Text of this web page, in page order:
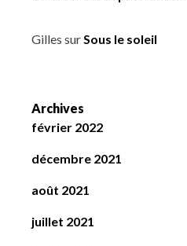
Gilles surSous le soleil
Archives
février 2022
décembre 2021
août 2021
juillet 2021